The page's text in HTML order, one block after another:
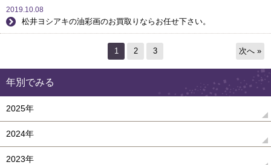
2019.10.08
松井ヨシアキの油彩画のお買取りならお任せ下さい。
1 2 3 次へ »
年別でみる
2025年
2024年
2023年